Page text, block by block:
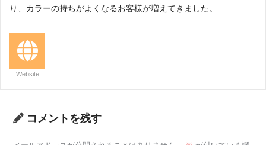
り、カラーの持ちがよくなるお客様が増えてきました。
Website
コメントを残す